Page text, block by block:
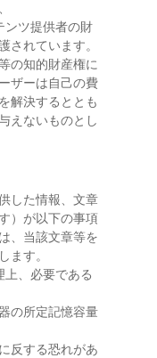
ンツ提供者の財
されています。
の知的財産権に
ザーは自己の費
解決するととも
えないものとし
した情報、文章
）が以下の事項
、当該文章等を
ます。
上、必要である
の所定記憶容量
反する恐れがあ